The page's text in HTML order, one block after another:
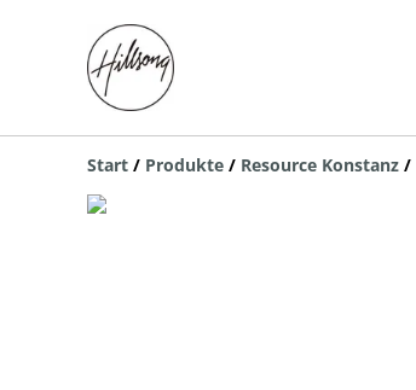
Start / Produkte / Resource Konstanz /